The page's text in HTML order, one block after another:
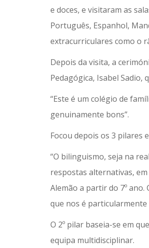
e doces, e visitaram as
Português, Espanhol,
extracurriculares como o
Depois da visita, a
Pedagógica, Isabel Sadio,
“Este é um colégio de
genuinamente bons”.
Focou depois os 3 pilares
“O bilinguismo, seja na
respostas alternativas, em
Alemão a partir do 7º
que nos é particularmente
O 2º pilar baseia-se em
equipa multidisciplinar.